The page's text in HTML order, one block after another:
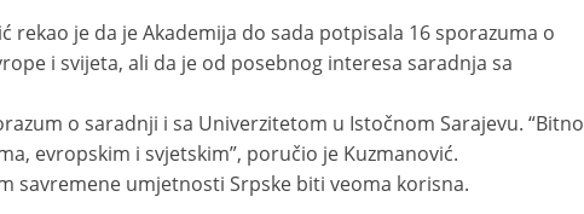
rekao je da je Akademija do sada potpisala 16 sporazuma o
i svijeta, ali da je od posebnog interesa saradnja sa
o saradnji i sa Univerzitetom u Istočnom Sarajevu. “Bitno
evropskim i svjetskim”, poručio je Kuzmanović.
savremene umjetnosti Srpske biti veoma korisna.